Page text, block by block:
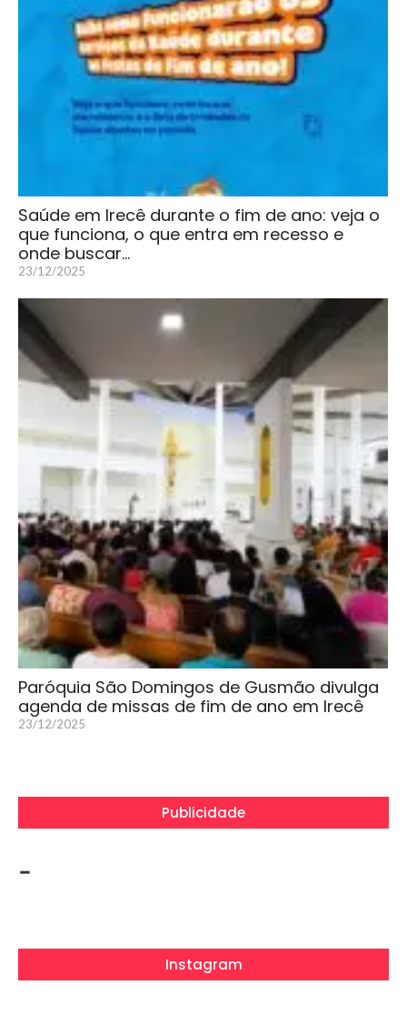
Saúde em Irecê durante o fim de ano: veja o
que funciona, o que entra em recesso e
onde buscar…
23/12/2025
Paróquia São Domingos de Gusmão divulga
agenda de missas de fim de ano em Irecê
23/12/2025
Publicidade
-
Instagram